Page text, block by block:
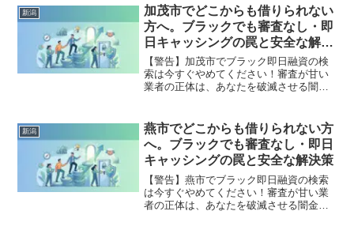
す。新潟市中央区で違法業者を避け、借
金地獄から抜け出した方々の実体験と確
実な解決策を完全公開。
新潟
加茂市でどこからも借りられない
方へ。ブラックでも審査なし・即
日キャッシングの罠と安全な解決
策
【警告】加茂市でブラック即日融資の検
索は今すぐやめてください！審査が甘い
業者の正体は、あなたを破滅させる闇金
市で違法業者を避け、借金地獄から抜け
出した方々の実体験と確実な解決策を完
全公開。
新潟
燕市でどこからも借りられない方
へ。ブラックでも審査なし・即日
キャッシングの罠と安全な解決策
【警告】燕市でブラック即日融資の検索
は今すぐやめてください！審査が甘い業
者の正体は、あなたを破滅させる闇金で